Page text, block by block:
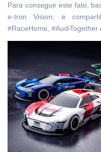
Para conseguir este fato,
e-tron Vision, e
#RaceHome, #AudiTogether